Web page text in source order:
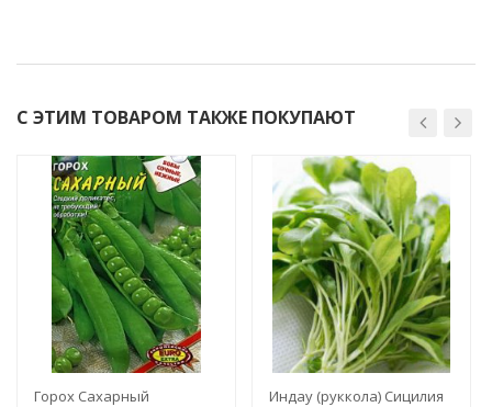
С ЭТИМ ТОВАРОМ ТАКЖЕ ПОКУПАЮТ
Горох Сахарный Индау (руккола) Сицилия